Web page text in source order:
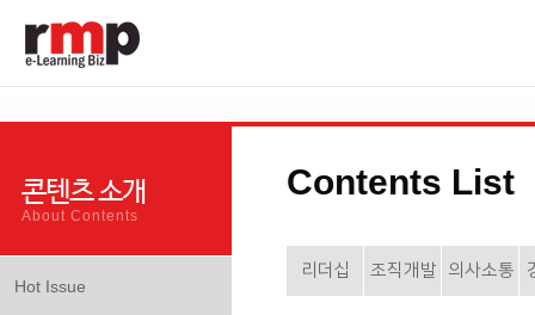
콘텐츠 소개
About Contents
Hot Issue
Contents List
리더십 조직개발 의사소통